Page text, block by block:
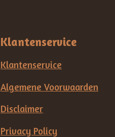
Klantenservice
Klantenservice
Algemene Voorwaarden
Disclaimer
Privacy Policy